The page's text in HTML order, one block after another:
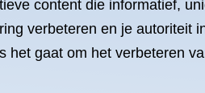
content die informatief,
verbeteren en je autoriteit
gaat om het verbeteren